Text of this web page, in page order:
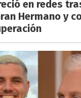
en redes
Hermano y